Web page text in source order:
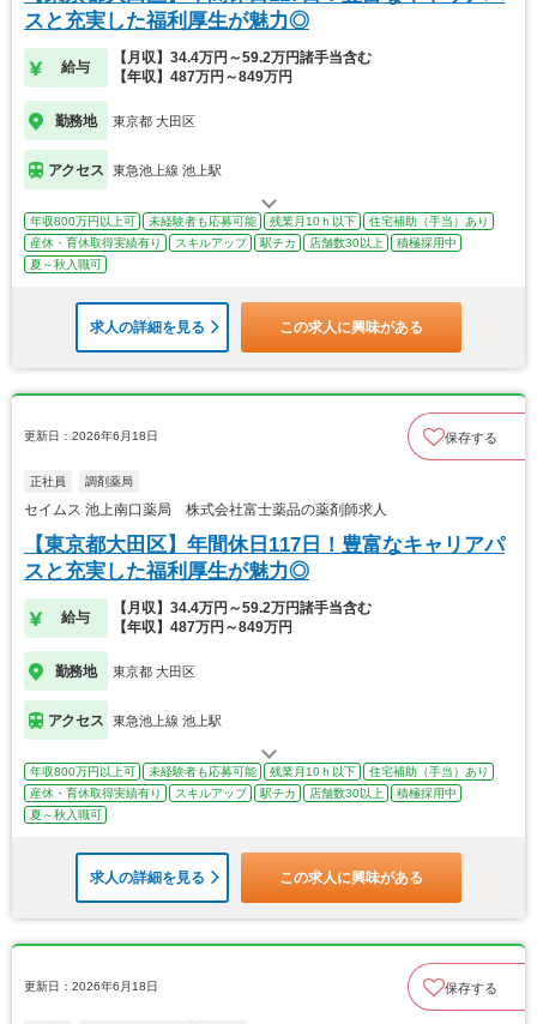
スと充実した福利厚生が魅力◎
給与
【月収】34.4万円～59.2万円諸手当含む
【年収】487万円～849万円
勤務地 東京都 大田区
アクセス 東急池上線 池上駅
年収800万円以上可 未経験者も応募可能 残業月10ｈ以下
住宅補助（手当）あり
産休・育休取得実績有り
スキルアップ 駅チカ 店舗数30以上
積極採用中
夏～秋入職可
求人の詳細を見る この求人に興味がある
更新日：2026年6月18日 保存する
正社員 調剤薬局
セイムス 池上南口薬局 株式会社富士薬品の薬剤師求人
【東京都大田区】年間休日117日！豊富なキャリアパ
スと充実した福利厚生が魅力◎
給与
【月収】34.4万円～59.2万円諸手当含む
【年収】487万円～849万円
勤務地 東京都 大田区
アクセス 東急池上線 池上駅
年収800万円以上可 未経験者も応募可能 残業月10ｈ以下
住宅補助（手当）あり
産休・育休取得実績有り
スキルアップ 駅チカ 店舗数30以上
積極採用中
夏～秋入職可
求人の詳細を見る この求人に興味がある
更新日：2026年6月18日 保存する